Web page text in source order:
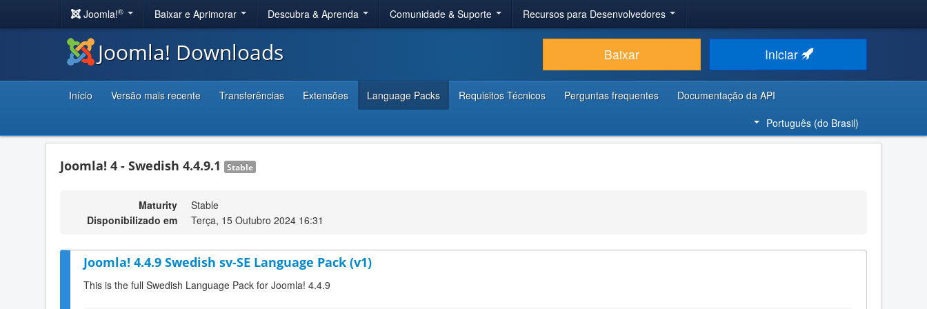
Joomla!® Baixar e Aprimorar Descubra & Aprenda Comunidade & Suporte Recursos para Desenvolvedores
Joomla! Downloads Baixar Iniciar
Início Versão mais recente Transferências Extensões Language Packs Requisitos Técnicos Perguntas frequentes
Documentação da API
Português (do Brasil)
Joomla! 4 - Swedish 4.4.9.1 Stable
Maturity
Stable
Disponibilizado em
Terça, 15 Outubro 2024 16:31
Joomla! 4.4.9 Swedish sv-SE Language Pack (v1)
This is the full Swedish Language Pack for Joomla! 4.4.9